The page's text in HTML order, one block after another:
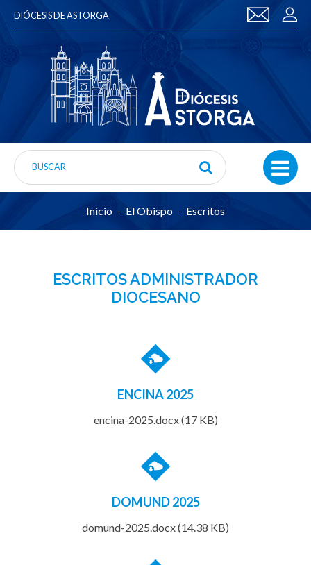
DIÓCESIS DE ASTORGA
Inicio El Obispo Escritos
ESCRITOS ADMINISTRADOR
DIOCESANO
ENCINA 2025
encina-2025.docx (17 KB)
DOMUND 2025
domund-2025.docx (14.38 KB)